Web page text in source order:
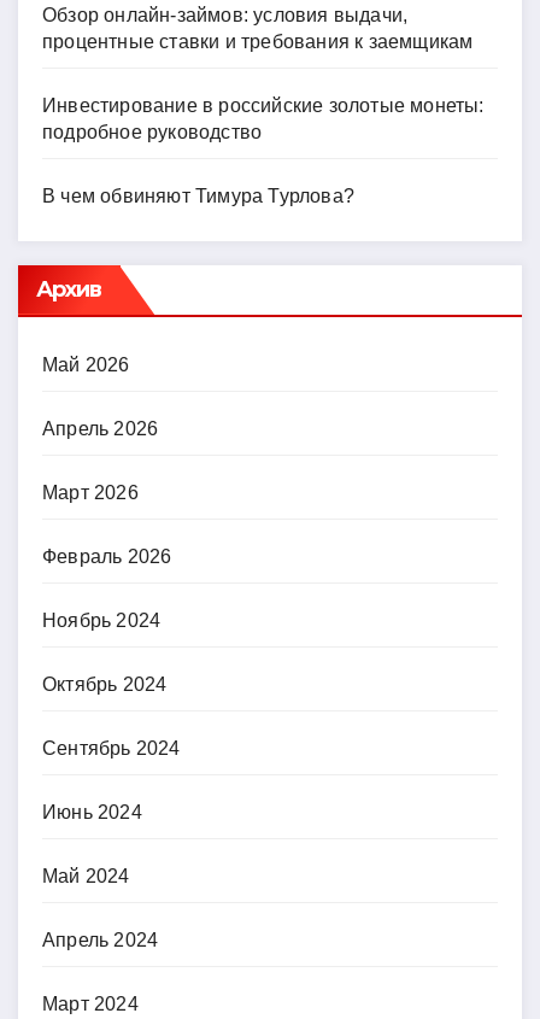
Обзор онлайн-займов: условия выдачи,
процентные ставки и требования к заемщикам
Инвестирование в российские золотые монеты:
подробное руководство
В чем обвиняют Тимура Турлова?
Архив
Май 2026
Апрель 2026
Март 2026
Февраль 2026
Ноябрь 2024
Октябрь 2024
Сентябрь 2024
Июнь 2024
Май 2024
Апрель 2024
Март 2024